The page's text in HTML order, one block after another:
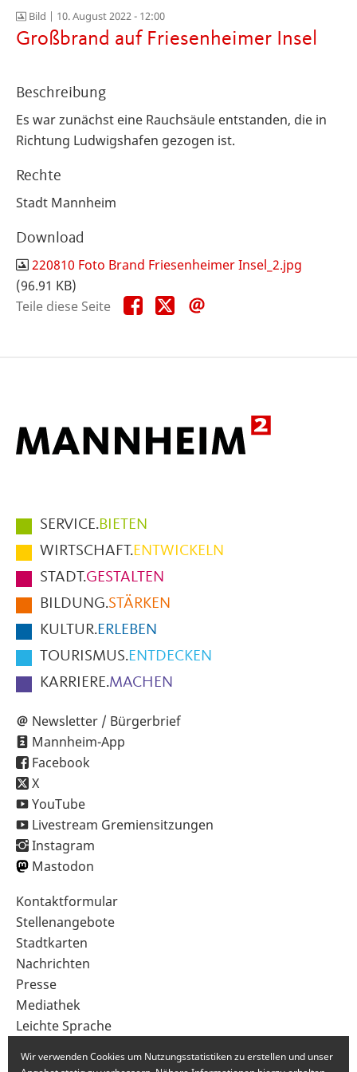
Bild | 10. August 2022 - 12:00
Großbrand auf Friesenheimer Insel
Beschreibung
Es war zunächst eine Rauchsäule entstanden, die in
Richtung Ludwigshafen gezogen ist.
Rechte
Stadt Mannheim
Download
220810 Foto Brand Friesenheimer Insel_2.jpg
(96.91 KB)
Teile diese Seite
Teile
diese
Teile
diese
Hauptmenüpunkte
im
Fußbereich
der
Seite
SERVICE.BIETEN
WIRTSCHAFT.ENTWICKELN
STADT.GESTALTEN
BILDUNG.STÄRKEN
KULTUR.ERLEBEN
TOURISMUS.ENTDECKEN
KARRIERE.MACHEN
Newsletter / Bürgerbrief
Mannheim-App
Facebook
X
YouTube
Livestream Gremiensitzungen
Instagram
Mastodon
Sekundärnavigation
im
Fußbereich
Kontaktformular
Stellenangebote
Stadtkarten
Nachrichten
Presse
Mediathek
Leichte Sprache
Wir verwenden Cookies um Nutzungsstatistiken zu erstellen und unser